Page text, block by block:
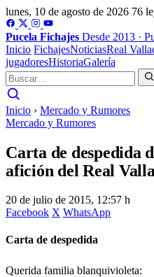
lunes, 10 de agosto de 2026 76
Pucela Fichajes Desde 2013 ·
Inicio FichajesNoticiasReal
jugadoresHistoriaGalería
Inicio › Mercado y Rumores
Mercado y Rumores
Carta de despedida
afición del Real
20 de julio de 2015, 12:57 h
Facebook X WhatsApp
Carta de despedida
Querida familia blanquivioleta: